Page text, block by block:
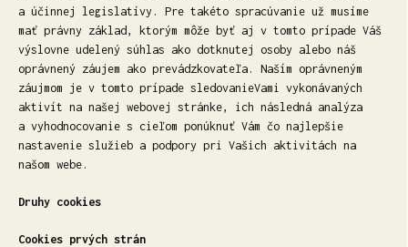
a účinnej legislatívy. Pre takéto spracúvanie už musíme
mať právny základ, ktorým môže byť aj v tomto prípade Váš
výslovne udelený súhlas ako dotknutej osoby alebo náš
oprávnený záujem ako prevádzkovateľa. Naším oprávneným
záujmom je v tomto prípade sledovanieVami vykonávaných
aktivít na našej webovej stránke, ich následná analýza
a vyhodnocovanie s cieľom ponúknuť Vám čo najlepšie
nastavenie služieb a podpory pri Vašich aktivitách na
našom webe.
Druhy cookies
Cookies prvých strán